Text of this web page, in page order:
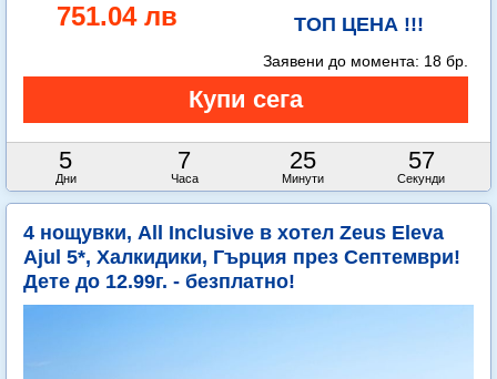
751.04 лв
ТОП ЦЕНА !!!
5
Дни
7
Часа
25
Минути
56
Секунди
Заявени до момента: 18 бр.
4 нощувки, All Inclusive в хотел Zeus Eleva
Ajul 5*, Халкидики, Гърция през Септември!
Дете до 12.99г. - безплатно!